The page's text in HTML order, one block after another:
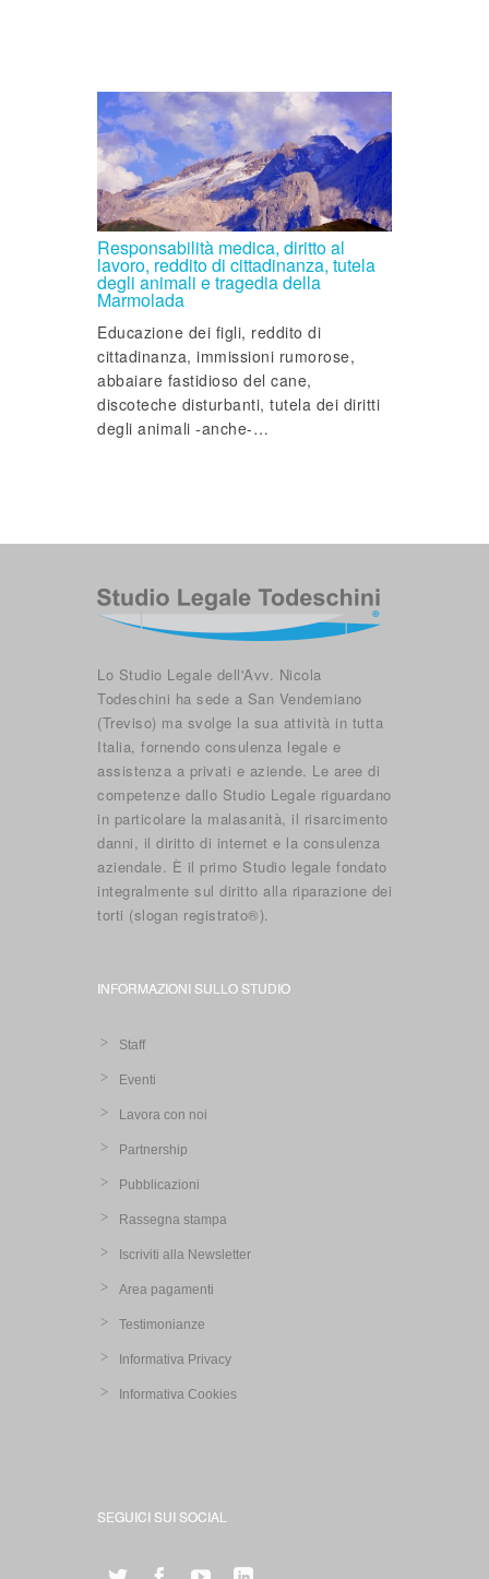
Responsabilità medica, diritto al
lavoro, reddito di cittadinanza, tutela
degli animali e tragedia della
Marmolada
Educazione dei figli, reddito di
cittadinanza, immissioni rumorose,
abbaiare fastidioso del cane,
discoteche disturbanti, tutela dei diritti
degli animali -anche-…
Lo Studio Legale dell'Avv. Nicola
Todeschini ha sede a San Vendemiano
(Treviso) ma svolge la sua attività in tutta
Italia, fornendo consulenza legale e
assistenza a privati e aziende. Le aree di
competenze dallo Studio Legale riguardano
in particolare la malasanità, il risarcimento
danni, il diritto di internet e la consulenza
aziendale. È il primo Studio legale fondato
integralmente sul diritto alla riparazione dei
torti (slogan registrato®).
INFORMAZIONI SULLO STUDIO
Staff
Eventi
Lavora con noi
Partnership
Pubblicazioni
Rassegna stampa
Iscriviti alla Newsletter
Area pagamenti
Testimonianze
Informativa Privacy
Informativa Cookies
SEGUICI SUI SOCIAL